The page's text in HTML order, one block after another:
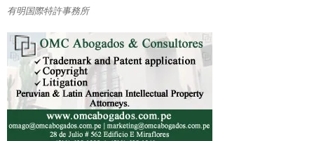
有明国際特許事務所